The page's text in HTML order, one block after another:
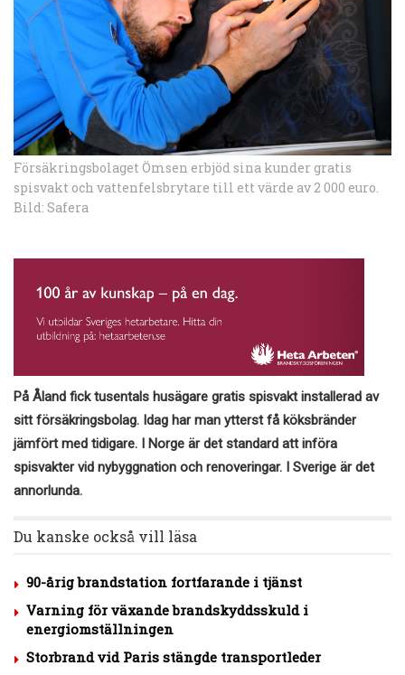
Försäkringsbolaget Ömsen erbjöd sina kunder gratis
spisvakt och vattenfelsbrytare till ett värde av 2 000 euro.
Bild: Safera
På Åland fick tusentals husägare gratis spisvakt installerad av
sitt försäkringsbolag. Idag har man ytterst få köksbränder
jämfört med tidigare. I Norge är det standard att införa
spisvakter vid nybyggnation och renoveringar. I Sverige är det
annorlunda.
Du kanske också vill läsa
90-årig brandstation fortfarande i tjänst
Varning för växande brandskyddsskuld i
energiomställningen
Storbrand vid Paris stängde transportleder